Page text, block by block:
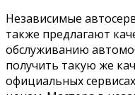
Независимые
также предлагают
обслуживанию
получить такую же
официальных